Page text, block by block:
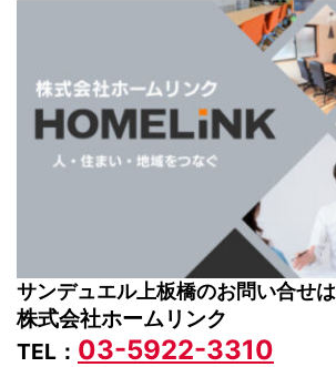
サンデュエル上板橋のお問い合せは
株式会社ホームリンク
TEL： 03-5922-3310